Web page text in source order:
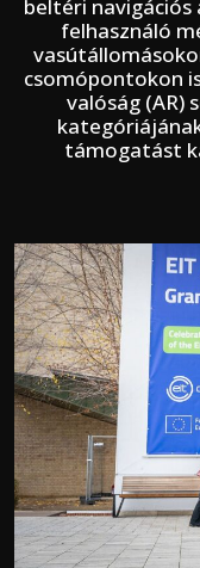
beltéri
felhasználó
csomópontokon
valóság (AR)
támogatást